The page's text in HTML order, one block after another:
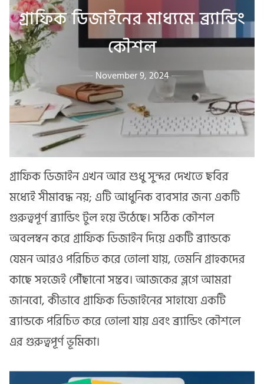
গ্রাফিক ডিজাইনের মাধ্যমে ব্র্যান্ডিং
কৌশল
November 9, 2024
গ্রাফিক ডিজাইন এখন আর শুধু সুন্দর দেখতে ছবির
মধ্যেই সীমাবদ্ধ নয়; এটি আধুনিক ব্যবসার জন্য একটি
গুরুত্বপূর্ণ ব্র্যান্ডিং টুল হয়ে উঠেছে। সঠিক কৌশল
অবলম্বন করে গ্রাফিক ডিজাইন দিয়ে একটি ব্র্যান্ডকে
যেমন আরও পরিচিত করে তোলা যায়, তেমনি গ্রাহকদের
কাছে সহজেই পৌঁছানো সম্ভব। আজকের ব্লগে আমরা
জানবো, কীভাবে গ্রাফিক ডিজাইনের সাহায্যে একটি
ব্র্যান্ডকে পরিচিত করে তোলা যায় এবং ব্র্যান্ডিং কৌশলে
এর গুরুত্বপূর্ণ ভূমিকা।